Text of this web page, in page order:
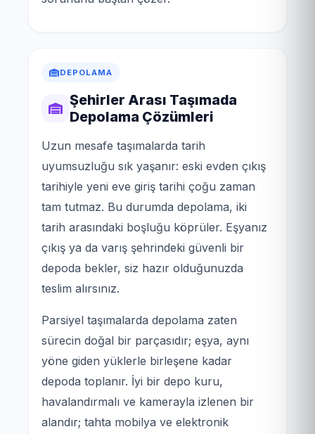
DEPOLAMA
Şehirler Arası Taşımada
Depolama Çözümleri
Uzun mesafe taşımalarda tarih
uyumsuzluğu sık yaşanır: eski evden çıkış
tarihiyle yeni eve giriş tarihi çoğu zaman
tam tutmaz. Bu durumda depolama, iki
tarih arasındaki boşluğu köprüler. Eşyanız
çıkış ya da varış şehrindeki güvenli bir
depoda bekler, siz hazır olduğunuzda
teslim alırsınız.
Parsiyel taşımalarda depolama zaten
sürecin doğal bir parçasıdır; eşya, aynı
yöne giden yüklerle birleşene kadar
depoda toplanır. İyi bir depo kuru,
havalandırmalı ve kamerayla izlenen bir
alandır; tahta mobilya ve elektronik